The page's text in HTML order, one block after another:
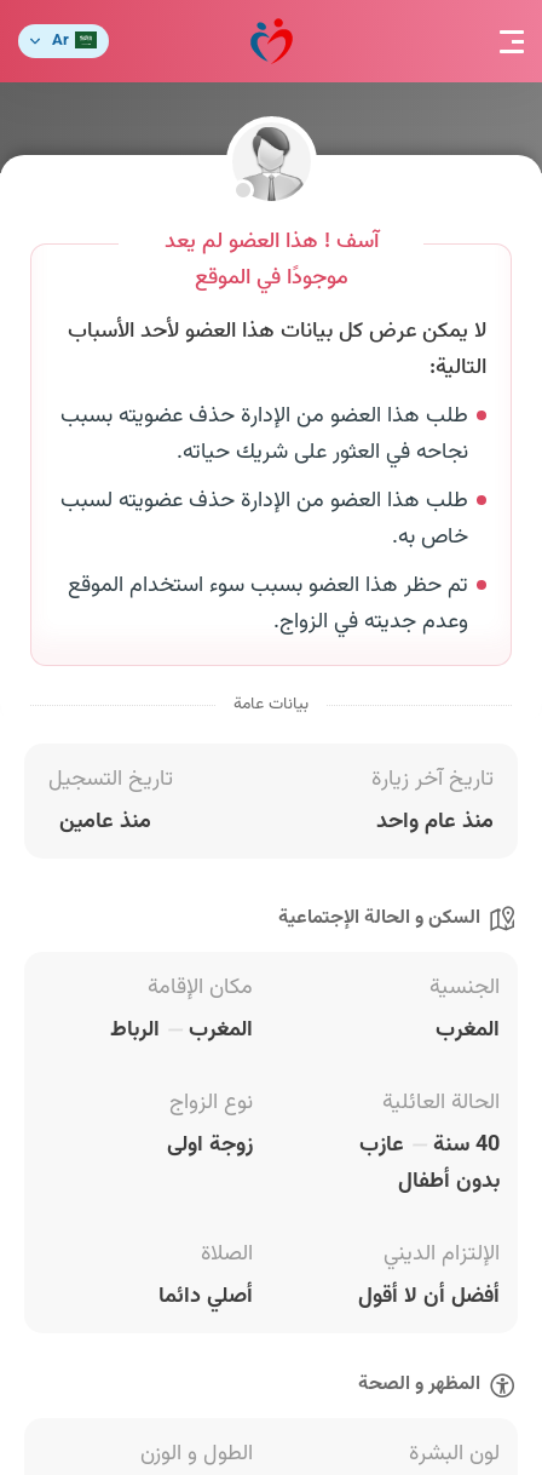
Ar
آسف ! هذا العضو لم يعد
موجودًا في الموقع
لا يمكن عرض كل بيانات هذا العضو لأحد الأسباب
التالية:
طلب هذا العضو من الإدارة حذف عضويته بسبب
نجاحه في العثور على شريك حياته.
طلب هذا العضو من الإدارة حذف عضويته لسبب
خاص به.
تم حظر هذا العضو بسبب سوء استخدام الموقع
وعدم جديته في الزواج.
بيانات عامة
تاريخ آخر زيارة
منذ عام واحد
تاريخ التسجيل
منذ عامين
السكن و الحالة الإجتماعية
الجنسية
المغرب
مكان الإقامة
المغرب
الرباط
الحالة العائلية
40 سنة
عازب
بدون أطفال
نوع الزواج
زوجة اولى
الإلتزام الديني
أفضل أن لا أقول
الصلاة
أصلي دائما
المظهر و الصحة
لون البشرة
الطول و الوزن